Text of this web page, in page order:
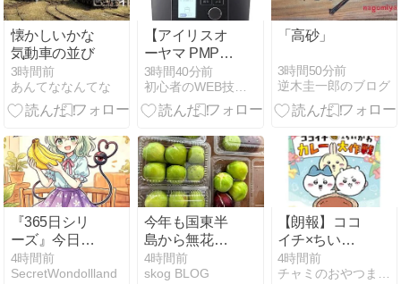
『空心菜炒
め』他】
懐かしいかな
気動車の並び
3時間前
あんてななんてな
【アイリスオ
ーヤマ PMPC-
MA2-B レビュ
ー】これ1台
でほったらか
ちゃの煮物も
サラダチキン
も絶品に仕上
がる電気圧力
鍋の魅力
3時間40分前
初心者のWEB技術習得の軌跡
「高砂」
3時間50分前
逆木圭一郎のブログ
『365日シリ
ーズ』今日は
バナナの日
4時間前
SecretWondollland
今年も国東半
島から無花果
が届いた
4時間前
skog BLOG
【朗報】ココ
イチ×ちいか
わ第2弾、8月
7日開始！う
4時間前
チャミのおやつまとめ